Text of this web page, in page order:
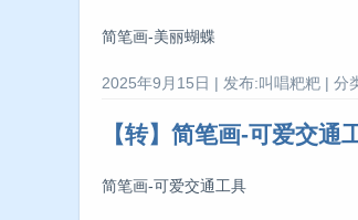
简笔画-美丽蝴蝶
2025年9月15日 | 发布:叫唱粑粑 | 分
【转】简笔画-可爱交通
简笔画-可爱交通工具